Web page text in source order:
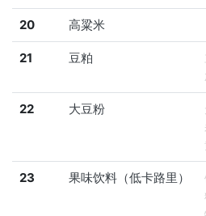
20 高粱米
21 豆粕
22 大豆粉
23 果味饮料（低卡路里）